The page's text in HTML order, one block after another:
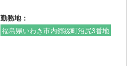
勤務地：
福島県いわき市内郷綴町沼尻3番地